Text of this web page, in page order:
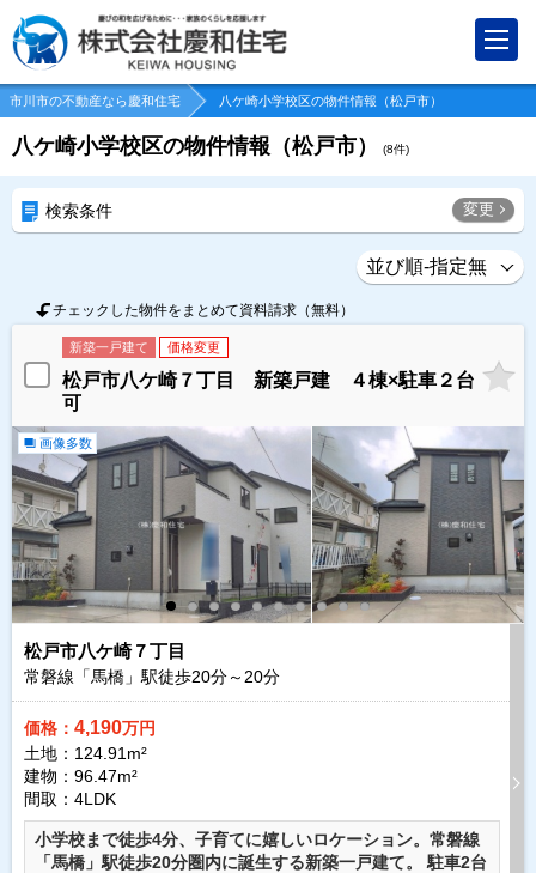
市川市の不動産なら慶和住宅 八ケ崎小学校区の物件情報（松戸市）
八ケ崎小学校区の物件情報（松戸市） (8件)
検索条件 変更
チェックした物件をまとめて資料請求（無料）
新築一戸建て 価格変更
松戸市八ケ崎７丁目 新築戸建 ４棟×駐車２台
可
画像多数
松戸市八ケ崎７丁目
常磐線「馬橋」駅徒歩20分～ 20分
価格： 4,190万円
土地：124.91m²
建物：96.47m²
間取：4LDK
小学校まで徒歩4分、子育てに嬉しいロケーション。常磐線
「馬橋」駅徒歩20分圏内に誕生する新築一戸建て。 駐車2台